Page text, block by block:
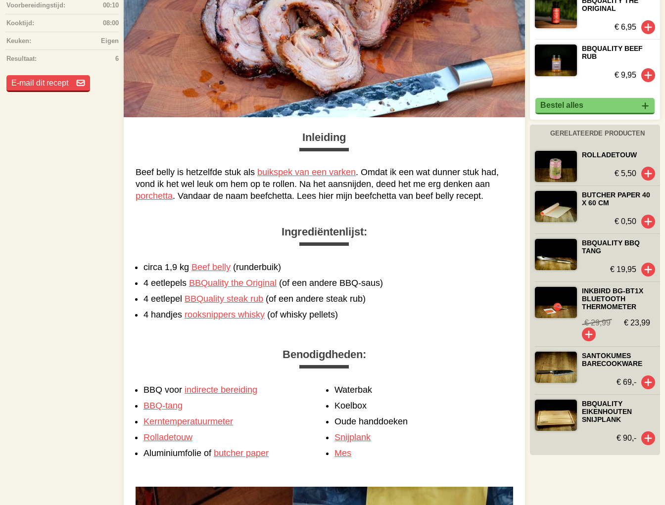
Voorbereidingstijd: 00:10
Kooktijd: 08:00
Keuken: Eigen
Resultaat: 6
E-mail dit recept
Inleiding
Beef belly is hetzelfde stuk als buikspek van een varken. Omdat ik een wat dunner stuk had,
vond ik het wel leuk om hem op te rollen. Na het aansnijden, deed het me erg denken aan
porchetta. Vandaar de naam beefchetta. Lees hier mijn beefchetta van beef belly recept.
Ingrediëntenlijst:
circa 1,9 kg Beef belly (runderbuik)
4 eetlepels BBQuality the Original (of een andere BBQ-saus)
4 eetlepel BBQuality steak rub (of een andere steak rub)
4 handjes rooksnippers whisky (of whisky pellets)
Benodigdheden:
BBQ voor indirecte bereiding
BBQ-tang
Kerntemperatuurmeter
Rolladetouw
Aluminiumfolie of butcher paper
Waterbak
Koelbox
Oude handdoeken
Snijplank
Mes
ORIGINAL
€ 6,95
BBQUALITY BEEF
RUB
€ 9,95
Bestel alles
GERELATEERDE PRODUCTEN
ROLLADETOUW
€ 5,50
BUTCHER PAPER 40
X 60 CM
€ 0,50
BBQUALITY BBQ
TANG
€ 19,95
INKBIRD BG-BT1X
BLUETOOTH
THERMOMETER
€ 29,99 € 23,99
SANTOKUMES
BARECOOKWARE
€ 69,-
BBQUALITY
EIKENHOUTEN
SNIJPLANK
€ 90,-